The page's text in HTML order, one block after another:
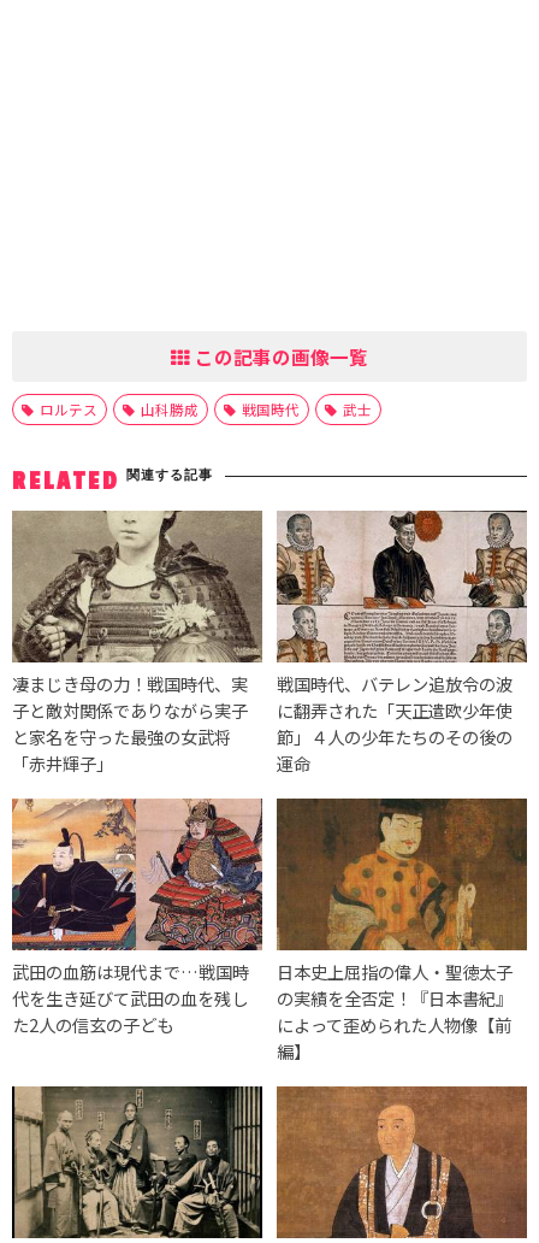
この記事の画像一覧
ロルテス 山科勝成 戦国時代 武士
RELATED 関連する記事
凄まじき母の力！戦国時代、実
子と敵対関係でありながら実子
と家名を守った最強の女武将
「赤井輝子」
戦国時代、バテレン追放令の波
に翻弄された「天正遣欧少年使
節」４人の少年たちのその後の
運命
武田の血筋は現代まで…戦国時
代を生き延びて武田の血を残し
た2人の信玄の子ども
日本史上屈指の偉人・聖徳太子
の実績を全否定！『日本書紀』
によって歪められた人物像【前
編】